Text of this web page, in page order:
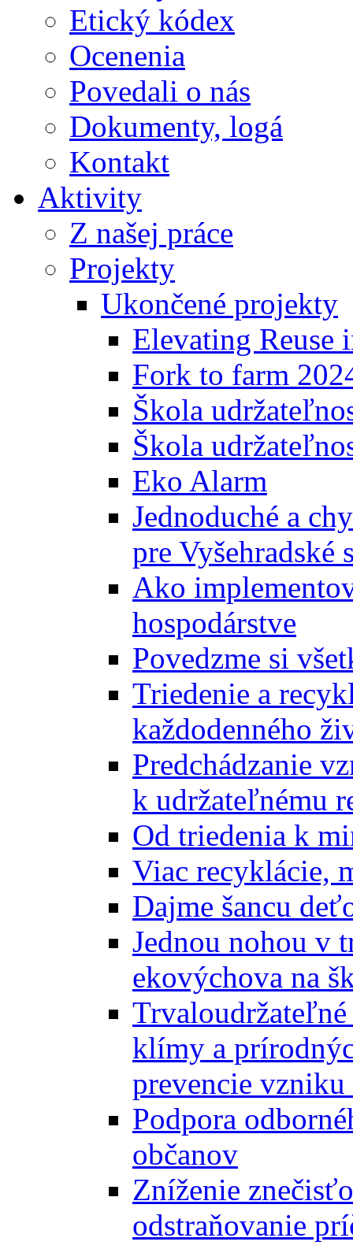
Etický kódex
Ocenenia
Povedali o nás
Dokumenty, logá
Kontakt
Aktivity
Z našej práce
Projekty
Ukončené projekty
Elevating Reuse
Fork to farm
Škola
Škola
Eko Alarm
Jednoduché a
pre Vyšehradské
Ako
hospodárstve
Povedzme si
Triedenie a
každodenného
Predchádzanie
k udržateľnému
Od triedenia k
Viac recyklácie,
Dajme šancu
Jednou nohou v
ekovýchova na
klímy a
prevencie vzniku
Podpora
občanov
Zníženie
odstraňovanie